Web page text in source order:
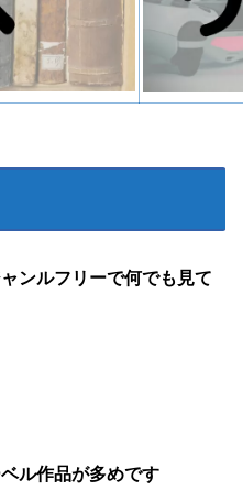
ンルフリーで何でも見て
ル作品が多めです